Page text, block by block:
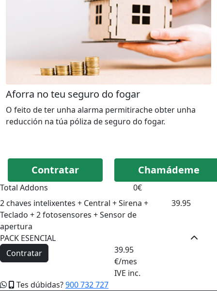
Aforra no teu seguro do fogar
O feito de ter unha alarma permitirache obter unha
reducción na túa póliza de seguro do fogar.
Contratar Chamádeme
Total Addons 0€
2 chaves intelixentes + Central + Sirena +
Teclado + 2 fotosensores + Sensor de
apertura
39.95
PACK ESENCIAL
Contratar
39.95
€/mes
IVE inc.
Tes dúbidas?900 732 727